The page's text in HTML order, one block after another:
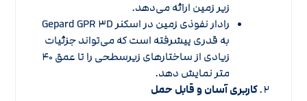
زیر زمین ارائه می‌دهد.
رادار نفوذی زمین در اسکنر Gepard GPR ۳D
به قدری پیشرفته است که می‌تواند جزئیات
زیادی از ساختارهای زیرسطحی را تا عمق ۴۰
متر نمایش دهد.
کاربری آسان و قابل حمل